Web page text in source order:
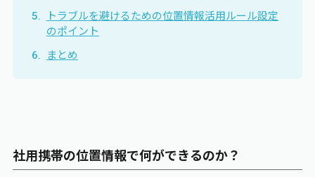
トラブルを避けるための位置情報活用ルール設定
のポイント
まとめ
社用携帯の位置情報で何ができるのか？